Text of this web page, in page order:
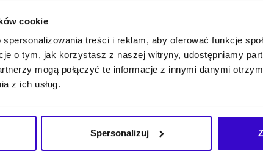
cookie
treści i reklam, aby oferować funkcje
o tym, jak korzystasz z naszej witryny, udostępniamy
mogą połączyć te informacje z innymi danymi
z ich usług.
Spersonalizuj
26.09
2026
19:00